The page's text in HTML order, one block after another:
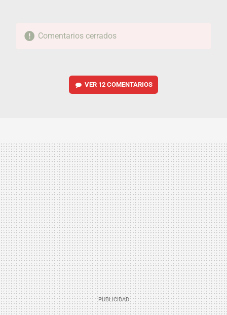
Comentarios cerrados
VER 12 COMENTARIOS